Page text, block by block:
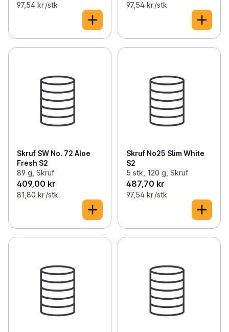
97,54 kr /stk 97,54 kr /stk
Skruf SW No. 72 Aloe
Fresh S2
89 g, Skruf
409,00 kr
81,80 kr /stk
Skruf No25 Slim White
S2
5 stk, 120 g, Skruf
487,70 kr
97,54 kr /stk